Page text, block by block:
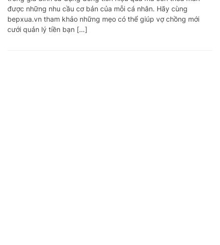
được những nhu cầu cơ bản của mỗi cá nhân. Hãy cùng
bepxua.vn tham khảo những mẹo có thể giúp vợ chồng mới
cưới quản lý tiền bạn […]